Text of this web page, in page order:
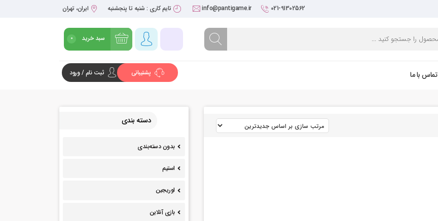
021-91302562
info@pantigame.ir تایم کاری : شنبه تا پنجشنبه ایران، تهران
سبد خرید 0
تماس با ما پشتیبانی ثبت نام / ورود
دسته بندی
بدون دسته‌بندی
استیم
اوریجین
بازی آنلاین